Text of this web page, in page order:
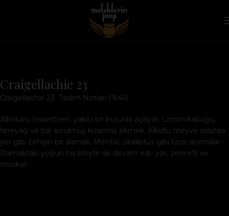
Craigellachie 23
Craigellachie 23 Tadım Notları (%46)
Alkolünü hissettiren, yakıcı bir burunla açılıyor. Limon kabuğu,
tereyağ ve bal sürülmüş kızarmış ekmek. Alkollü meyve salatası
yer gibi zengin bir damak. Mentol, okaliptüs gibi taze aromalar.
Damaktaki yoğun his bitişte de devam edi- yor, zencefil ve
muskat.